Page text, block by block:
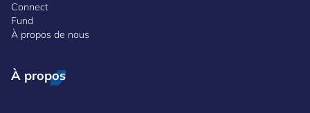
Connect
Fund
À propos de nous
À propos